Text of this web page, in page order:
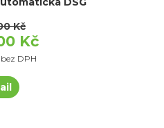
Kč
Kč
DPH